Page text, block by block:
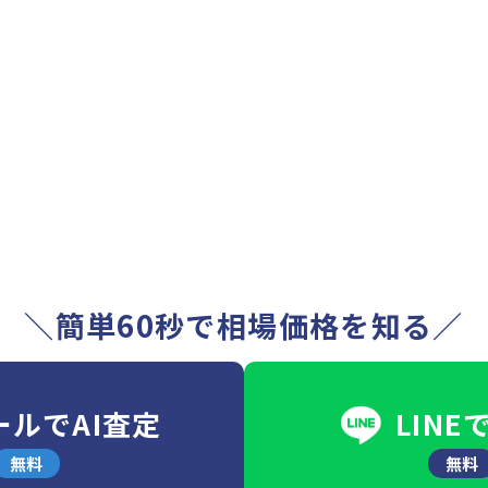
＼簡単60秒で相場価格を知る／
ルでAI査定
無料
LINE
無料